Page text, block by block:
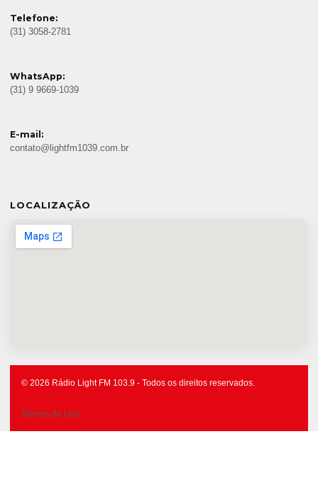
Telefone:
(31) 3058-2781
WhatsApp:
(31) 9 9669-1039
E-mail:
contato@lightfm1039.com.br
LOCALIZAÇÃO
© 2026 Rádio Light FM 103.9 - Todos os direitos reservados.
Termos de Uso